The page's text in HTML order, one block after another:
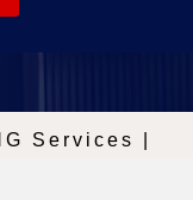
Services